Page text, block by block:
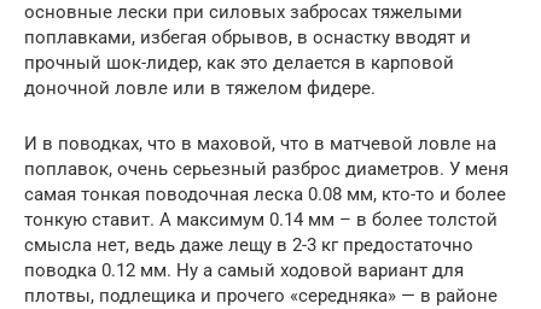
основные лески при силовых забросах тяжелыми
поплавками, избегая обрывов, в оснастку вводят и
прочный шок-лидер, как это делается в карповой
доночной ловле или в тяжелом фидере.
И в поводках, что в маховой, что в матчевой ловле на
поплавок, очень серьезный разброс диаметров. У меня
самая тонкая поводочная леска 0.08 мм, кто-то и более
тонкую ставит. А максимум 0.14 мм – в более толстой
смысла нет, ведь даже лещу в 2-3 кг предостаточно
поводка 0.12 мм. Ну а самый ходовой вариант для
плотвы, подлещика и прочего «середняка» — в районе